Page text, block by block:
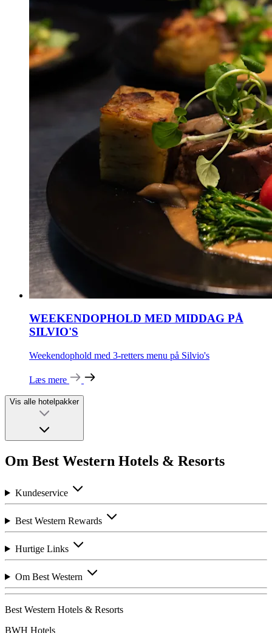
WEEKENDOPHOLD MED MIDDAG PÅ
SILVIO'S
Weekendophold med 3-retters menu på Silvio's
Læs mere
Vis alle hotelpakker
Om Best Western Hotels & Resorts
Kundeservice
Best Western Rewards
Hurtige Links
Om Best Western
Best Western Hotels & Resorts
BWH Hotels